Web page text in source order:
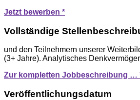
Jetzt bewerben *
Vollständige
und den Teilnehmern unserer
(3+ Jahre). Analytisches
Zur kompletten Jobbeschreibung …
Veröffentlichungsdatum